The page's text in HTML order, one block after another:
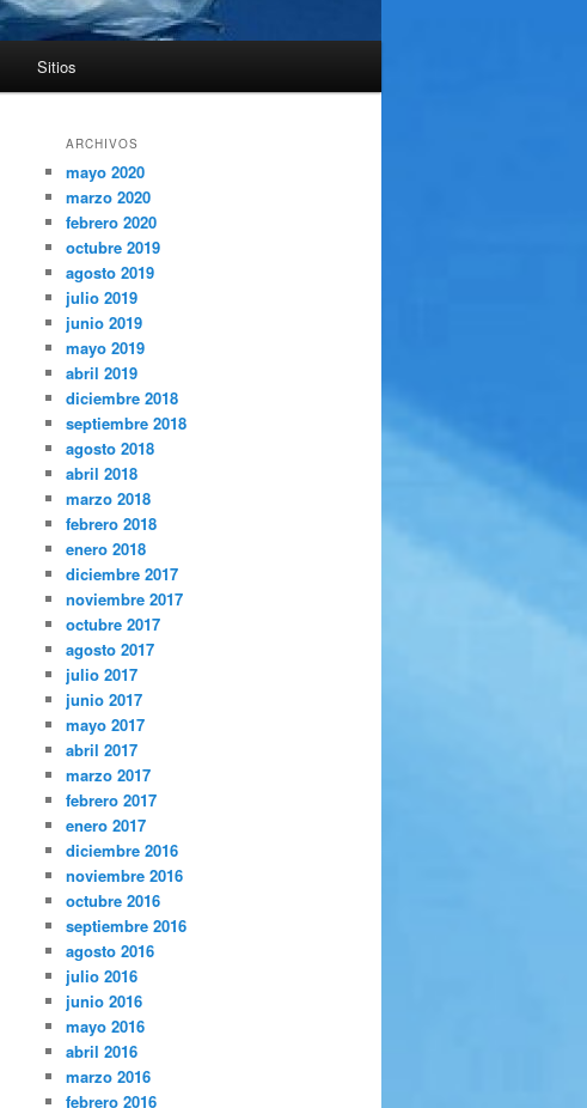
Sitios
ARCHIVOS
mayo 2020
marzo 2020
febrero 2020
octubre 2019
agosto 2019
julio 2019
junio 2019
mayo 2019
abril 2019
diciembre 2018
septiembre 2018
agosto 2018
abril 2018
marzo 2018
febrero 2018
enero 2018
diciembre 2017
noviembre 2017
octubre 2017
agosto 2017
julio 2017
junio 2017
mayo 2017
abril 2017
marzo 2017
febrero 2017
enero 2017
diciembre 2016
noviembre 2016
octubre 2016
septiembre 2016
agosto 2016
julio 2016
junio 2016
mayo 2016
abril 2016
marzo 2016
febrero 2016